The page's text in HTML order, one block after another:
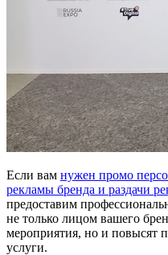
Если вам нужен промо
рекламы бренда и раздачи
предоставим
не только лицом вашего
мероприятия, но и повысят
услуги.